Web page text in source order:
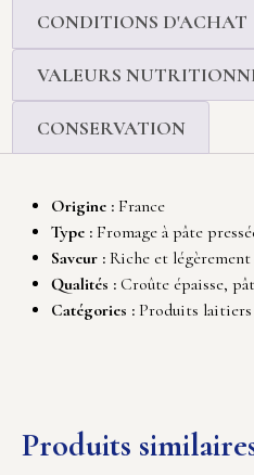
CONDITIONS D'ACHAT
VALEURS
CONSERVATION
Origine : France
Type : Fromage à pâte
Saveur : Riche et légèrement
Qualités : Croûte épaisse,
Catégories : Produits laitiers
Produits